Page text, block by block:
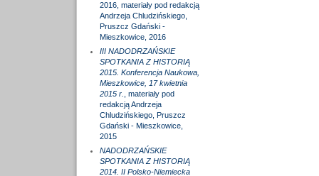
2016, materiały pod redakcją
Andrzeja Chludzińskiego,
Pruszcz Gdański -
Mieszkowice, 2016
III NADODRZAŃSKIE
SPOTKANIA Z HISTORIĄ
2015. Konferencja Naukowa,
Mieszkowice, 17 kwietnia
2015 r.
, materiały pod
redakcją Andrzeja
Chludzińskiego, Pruszcz
Gdański - Mieszkowice,
2015
NADODRZAŃSKIE
SPOTKANIA Z HISTORIĄ
2014. II Polsko-Niemiecka